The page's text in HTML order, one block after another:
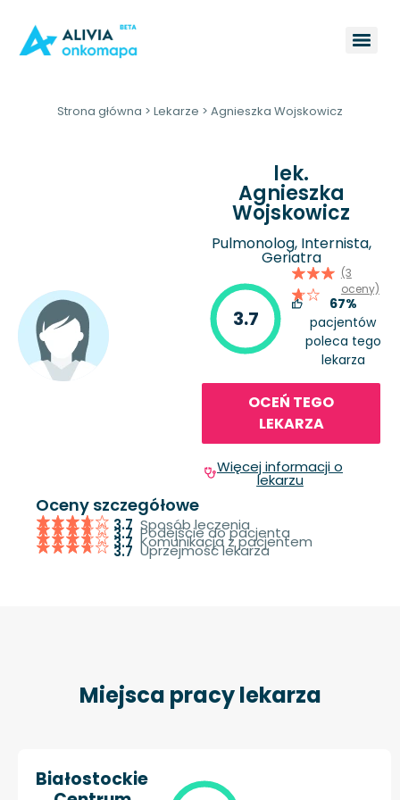
Strona główna > Lekarze > Agnieszka Wojskowicz
lek.
Agnieszka
Wojskowicz
Pulmonolog, Internista,
Geriatra
3.7
(3
oceny)
67%
pacjentów
poleca tego
lekarza
OCEŃ TEGO
LEKARZA
Więcej informacji o
lekarzu
Oceny szczegółowe
3.7 Sposób leczenia
3.7 Podejście do pacjenta
3.7 Komunikacja z pacjentem
3.7 Uprzejmość lekarza
Miejsca pracy lekarza
Białostockie